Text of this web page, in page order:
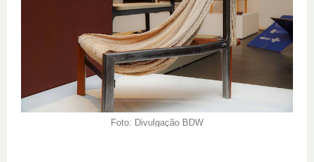
Foto: Divulgação BDW